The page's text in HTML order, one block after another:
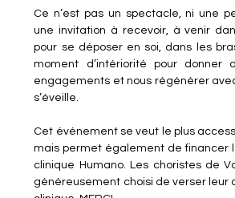
Ce n’est pas un spectacle, ni une
une invitation à recevoir, à venir
pour se déposer en soi, dans les
moment d’intériorité pour donner
engagements et nous régénérer
s’éveille.
Cet événement se veut le plus
mais permet également de financer
clinique Humano. Les choristes de
généreusement choisi de verser leur